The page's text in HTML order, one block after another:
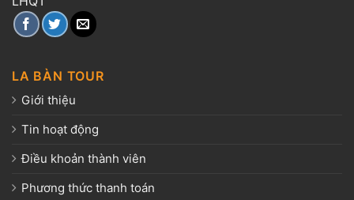
LA BÀN TOUR
Giới thiệu
Tin hoạt động
Điều khoản thành viên
Phương thức thanh toán